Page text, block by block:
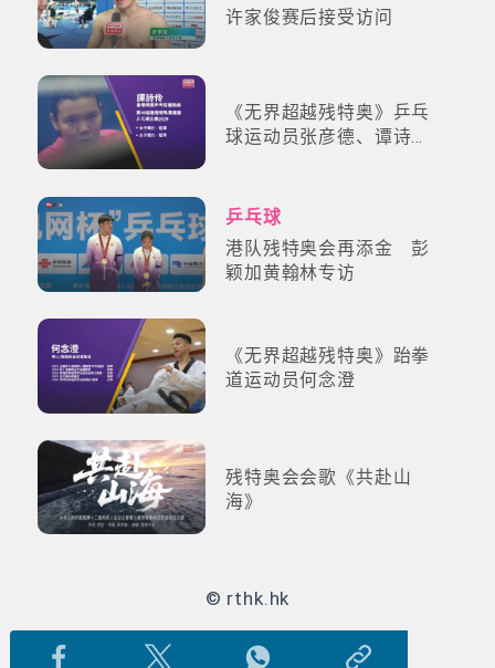
许家俊赛后接受访问
《无界超越残特奥》乒乓
球运动员张彦德、谭诗
乒乓球
港队残特奥会再添金 彭
颖加黄翰林专访
《无界超越残特奥》跆拳
道运动员何念澄
残特奥会会歌《共赴山
海》
© rthk.hk